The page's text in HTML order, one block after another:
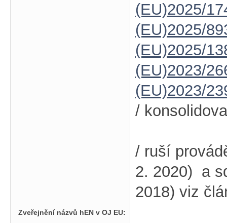
Zveřejnění názvů hEN v OJ EU:
(EU)2025/
(EU)2025/
(EU)2025/
(EU)2023/
(EU)2023/
/
/ ruší
2. 2020) a
2018) viz